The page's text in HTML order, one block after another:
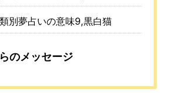
別夢占いの意味9,黒白猫
のメッセージ